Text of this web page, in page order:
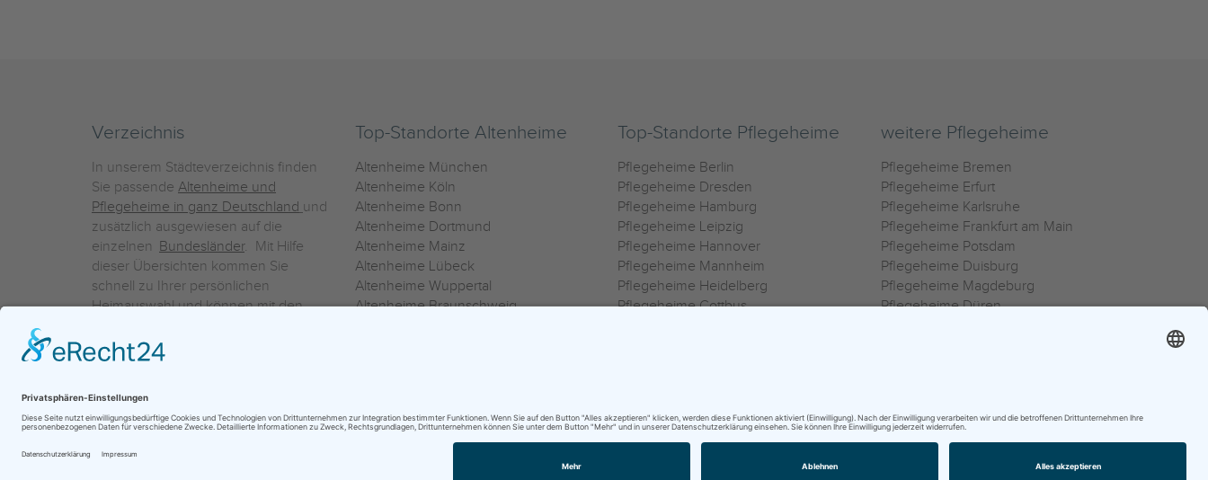
Verzeichnis
In unserem Städteverzeichnis finden
Sie passende Altenheime und
Pflegeheime in ganz Deutschland und
zusätzlich ausgewiesen auf die
einzelnen Bundesländer. Mit Hilfe
dieser Übersichten kommen Sie
schnell zu Ihrer persönlichen
Heimauswahl und können mit den
einzelnen Häuser Leistungsvergleiche
vornehmen.
Top-Standorte Altenheime
Altenheime München
Altenheime Köln
Altenheime Bonn
Altenheime Dortmund
Altenheime Mainz
Altenheime Lübeck
Altenheime Wuppertal
Altenheime Braunschweig
Top-Standorte Pflegeheime
Pflegeheime Berlin
Pflegeheime Dresden
Pflegeheime Hamburg
Pflegeheime Leipzig
Pflegeheime Hannover
Pflegeheime Mannheim
Pflegeheime Heidelberg
Pflegeheime Cottbus
weitere Pflegeheime
Pflegeheime Bremen
Pflegeheime Erfurt
Pflegeheime Karlsruhe
Pflegeheime Frankfurt am Main
Pflegeheime Potsdam
Pflegeheime Duisburg
Pflegeheime Magdeburg
Pflegeheime Düren
0800 800 666 0